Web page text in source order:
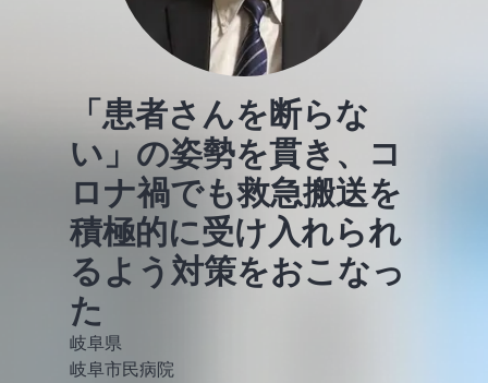
「患者さんを断らな
い」の姿勢を貫き、コ
ロナ禍でも救急搬送を
積極的に受け入れられ
るよう対策をおこなっ
た
岐阜県
岐阜市民病院